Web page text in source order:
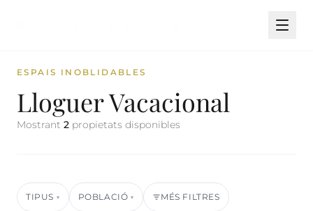
ESPAIS INOBLIDABLES
Lloguer Vacacional
Mostrant 2 propietats disponibles
TIPUS ▾ POBLACIÓ ▾ MÉS FILTRES